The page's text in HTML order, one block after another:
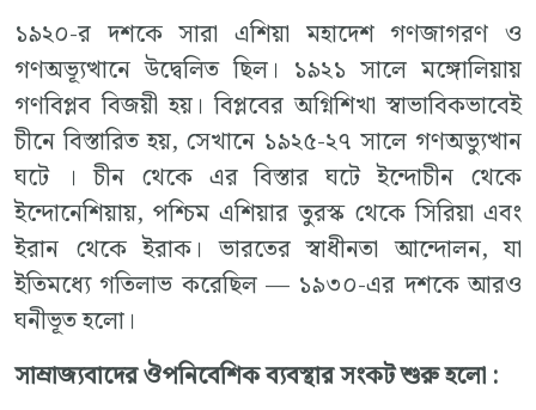
১৯২০-র দশকে সারা এশিয়া মহাদেশ গণজাগরণ ও
গণঅভ্যূত্থানে উদ্বেলিত ছিল। ১৯২১ সালে মঙ্গোলিয়ায়
গণবিপ্লব বিজয়ী হয়। বিপ্লবের অগ্নিশিখা স্বাভাবিকভাবেই
চীনে বিস্তারিত হয়, সেখানে ১৯২৫-২৭ সালে গণঅভ্যুত্থান
ঘটে । চীন থেকে এর বিস্তার ঘটে ইন্দোচীন থেকে
ইন্দোনেশিয়ায়, পশ্চিম এশিয়ার তুরস্ক থেকে সিরিয়া এবং
ইরান থেকে ইরাক। ভারতের স্বাধীনতা আন্দোলন, যা
ইতিমধ্যে গতিলাভ করেছিল — ১৯৩০-এর দশকে আরও
ঘনীভূত হলো।
সাম্রাজ্যবাদেরঔপনিবেশিকব্যবস্থারসংকটশুরুহলো :